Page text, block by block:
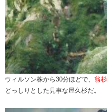
ウィルソン株から30分ほどで、 翁杉
どっしりとした見事な屋久杉だ。